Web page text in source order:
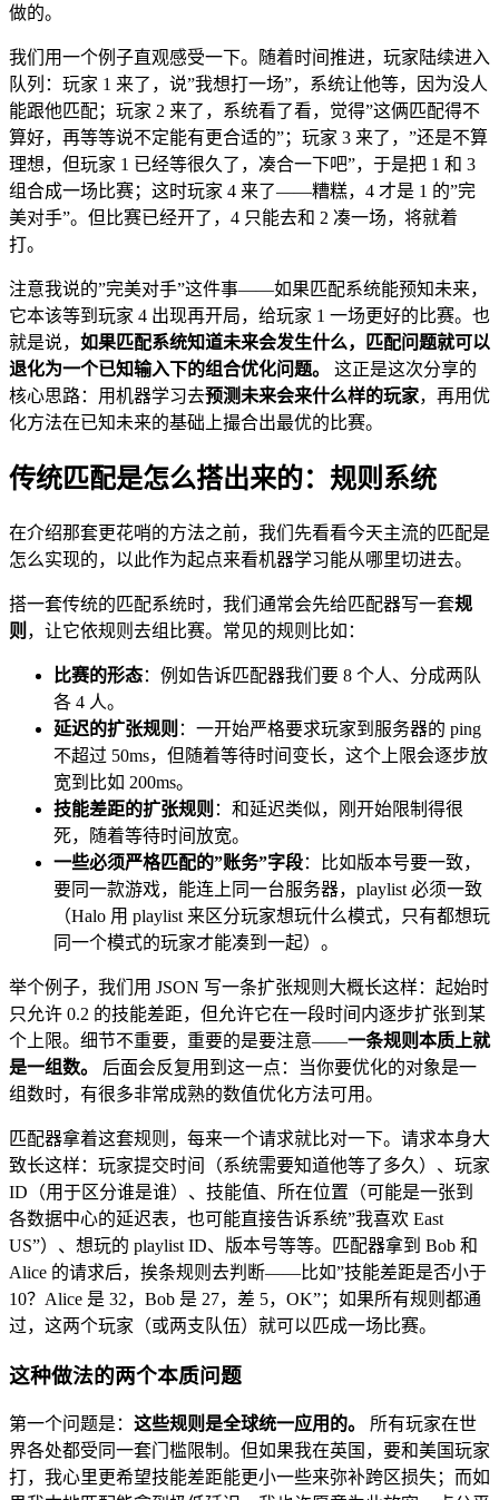
做的。
我们用一个例子直观感受一下。随着时间推进，玩家陆续进入
队列：玩家 1 来了，说”我想打一场”，系统让他等，因为没人
能跟他匹配；玩家 2 来了，系统看了看，觉得”这俩匹配得不
算好，再等等说不定能有更合适的”；玩家 3 来了，”还是不算
理想，但玩家 1 已经等很久了，凑合一下吧”，于是把 1 和 3
组合成一场比赛；这时玩家 4 来了——糟糕，4 才是 1 的”完
美对手”。但比赛已经开了，4 只能去和 2 凑一场，将就着
打。
注意我说的”完美对手”这件事——如果匹配系统能预知未来，
它本该等到玩家 4 出现再开局，给玩家 1 一场更好的比赛。也
就是说， 如果匹配系统知道未来会发生什么，匹配问题就可以
退化为一个已知输入下的组合优化问题。
这正是这次分享的
核心思路：用机器学习去预测未来会来什么样的玩家，再用优
化方法在已知未来的基础上撮合出最优的比赛。
传统匹配是怎么搭出来的：规则系统
在介绍那套更花哨的方法之前，我们先看看今天主流的匹配是
怎么实现的，以此作为起点来看机器学习能从哪里切进去。
搭一套传统的匹配系统时，我们通常会先给匹配器写一套规
则 ，让它依规则去组比赛。常见的规则比如：
比赛的形态：例如告诉匹配器我们要 8 个人、分成两队
各 4 人。
延迟的扩张规则 ：一开始严格要求玩家到服务器的 ping
不超过 50ms，但随着等待时间变长，这个上限会逐步放
宽到比如 200ms。
技能差距的扩张规则 ：和延迟类似，刚开始限制得很
死，随着等待时间放宽。
一些必须严格匹配的”账务”字段：比如版本号要一致，
要同一款游戏，能连上同一台服务器，playlist 必须一致
（Halo 用 playlist 来区分玩家想玩什么模式，只有都想玩
同一个模式的玩家才能凑到一起）。
举个例子，我们用 JSON 写一条扩张规则大概长这样：起始时
只允许 0.2 的技能差距，但允许它在一段时间内逐步扩张到某
个上限。细节不重要，重要的是要注意——一条规则本质上就
是一组数。
后面会反复用到这一点：当你要优化的对象是一
组数时，有很多非常成熟的数值优化方法可用。
匹配器拿着这套规则，每来一个请求就比对一下。请求本身大
致长这样：玩家提交时间（系统需要知道他等了多久）、玩家
ID（用于区分谁是谁）、技能值、所在位置（可能是一张到
各数据中心的延迟表，也可能直接告诉系统”我喜欢 East
US”）、想玩的 playlist ID、版本号等等。匹配器拿到 Bob 和
Alice 的请求后，挨条规则去判断——比如”技能差距是否小于
10？Alice 是 32，Bob 是 27，差 5，OK”；如果所有规则都通
过，这两个玩家（或两支队伍）就可以匹成一场比赛。
这种做法的两个本质问题
第一个问题是： 这些规则是全球统一应用的。
所有玩家在世
界各处都受同一套门槛限制。但如果我在英国，要和美国玩家
打，我心里更希望技能差距能更小一些来弥补跨区损失；而如